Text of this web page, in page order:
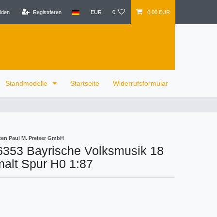
Registrieren EUR 0 0,00 EUR
Standmodelle Startseite Widerrufsformular
Paul M. Preiser GmbH
Bayrische Volksmusik 18
Spur H0 1:87